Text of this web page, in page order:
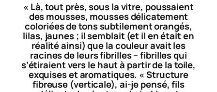
« Là, tout près, sous la vitre, poussaient
des mousses, mousses délicatement
coloriées de tons subtilement orangés,
lilas, jaunes ; il semblait (et il en était en
réalité ainsi) que la couleur avait les
racines de leurs fibrilles – fibrilles qui
s’étiraient vers lehaut à partir de la toile,
exquises et aromatiques. « Structure
fibreuse (verticale), ai-je pensé, fils